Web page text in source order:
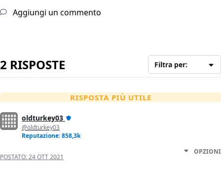
Aggiungi un commento
2 RISPOSTE Filtra per:
RISPOSTA PIÙ UTILE
oldturkey03
@oldturkey03
Reputazione: 858,3k
POSTATO:24 OTT 2021
OPZIONI